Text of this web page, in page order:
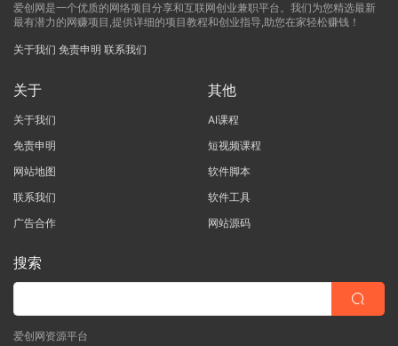
爱创网是一个优质的网络项目分享和互联网创业兼职平台。我们为您精选最新
最有潜力的网赚项目,提供详细的项目教程和创业指导,助您在家轻松赚钱！
关于我们 免责申明 联系我们
关于
关于我们
免责申明
网站地图
联系我们
广告合作
其他
AI课程
短视频课程
软件脚本
软件工具
网站源码
搜索
爱创网资源平台